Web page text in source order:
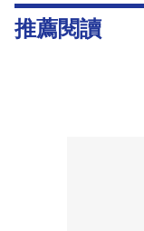
推薦閱讀